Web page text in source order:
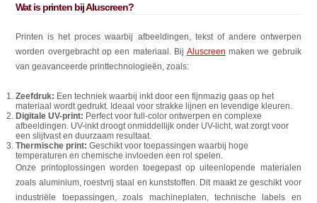
Wat is printen bij Aluscreen?
Printen is het proces waarbij afbeeldingen, tekst of andere ontwerpen
worden overgebracht op een materiaal. Bij Aluscreen maken we gebruik
van geavanceerde printtechnologieën, zoals:
Zeefdruk: Een techniek waarbij inkt door een fijnmazig gaas op het
materiaal wordt gedrukt. Ideaal voor strakke lijnen en levendige kleuren.
Digitale UV-print: Perfect voor full-color ontwerpen en complexe
afbeeldingen. UV-inkt droogt onmiddellijk onder UV-licht, wat zorgt voor
een slijtvast en duurzaam resultaat.
Thermische print: Geschikt voor toepassingen waarbij hoge
temperaturen en chemische invloeden een rol spelen.
Onze printoplossingen worden toegepast op uiteenlopende materialen
zoals aluminium, roestvrij staal en kunststoffen. Dit maakt ze geschikt voor
industriële toepassingen, zoals machineplaten, technische labels en